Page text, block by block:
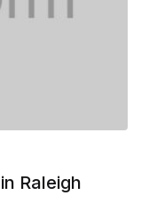
Raleigh